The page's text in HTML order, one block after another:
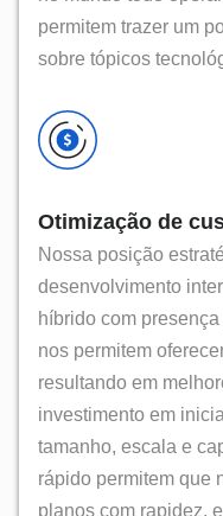
permitem trazer um
sobre tópicos
Otimização de
Nossa posição
desenvolvimento
híbrido com
nos permitem
resultando em
investimento em
tamanho, escala e
rápido permitem que
planos com rapidez,